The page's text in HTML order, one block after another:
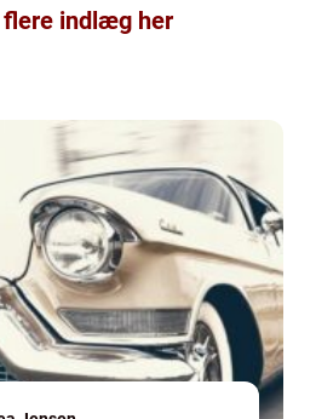
indlæg her